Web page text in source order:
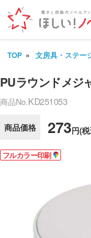
TOP 文房具・ステー
PUラウンドメジ
商品No.KD251053
商品価格 273円(
フルカラー印刷